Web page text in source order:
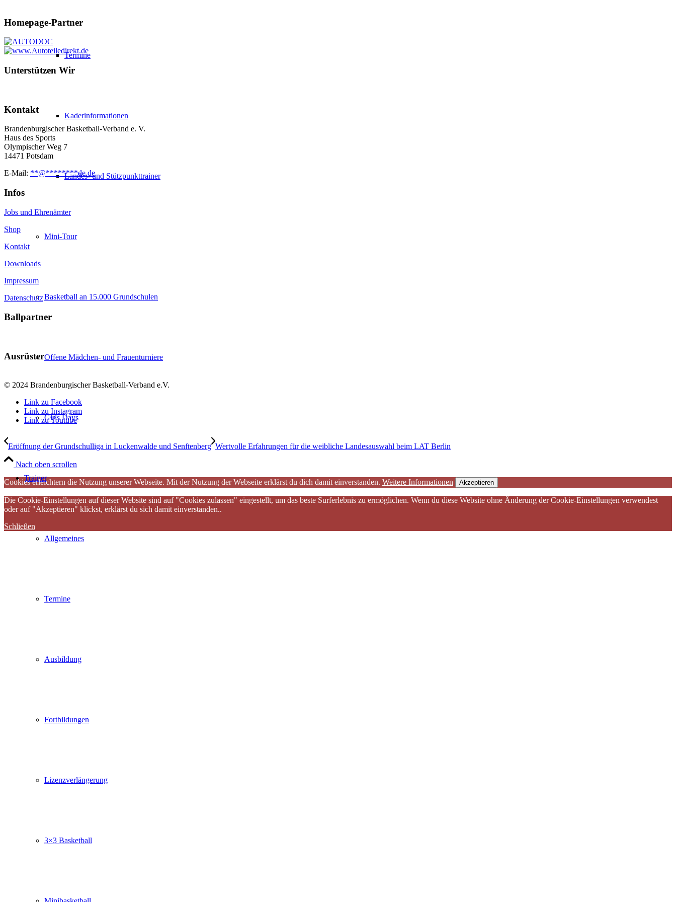
Termine
Kaderinformationen
Landes- und Stützpunkttrainer
Mini-Tour
Basketball an 15.000 Grundschulen
Offene Mädchen- und Frauenturniere
Girls Days
Trainer
Allgemeines
Termine
Ausbildung
Fortbildungen
Lizenzverlängerung
3×3 Basketball
Homepage-Partner
Unterstützen Wir
Kontakt
Brandenburgischer Basketball-Verband e. V.
Haus des Sports
Olympischer Weg 7
14471 Potsdam
E-Mail: **@********de.de
Infos
Jobs und Ehrenämter
Shop
Kontakt
Downloads
Impressum
Datenschutz
Ballpartner
Ausrüster
© 2024 Brandenburgischer Basketball-Verband e.V.
Link zu Facebook
Link zu Instagram
Link zu Youtube
Eröffnung der Grundschulliga in Luckenwalde und Senftenberg Wertvolle Erfahrungen für die weibliche Landesauswahl beim LAT Berlin
Nach oben scrollen
Cookies erleichtern die Nutzung unserer Webseite. Mit der Nutzung der Webseite erklärst du dich damit einverstanden. Weitere Informationen Akzeptieren
Die Cookie-Einstellungen auf dieser Website sind auf "Cookies zulassen" eingestellt, um das beste Surferlebnis zu ermöglichen. Wenn du diese Website ohne Änderung der Cookie-Einstellungen verwendest
oder auf "Akzeptieren" klickst, erklärst du sich damit einverstanden..
Schließen